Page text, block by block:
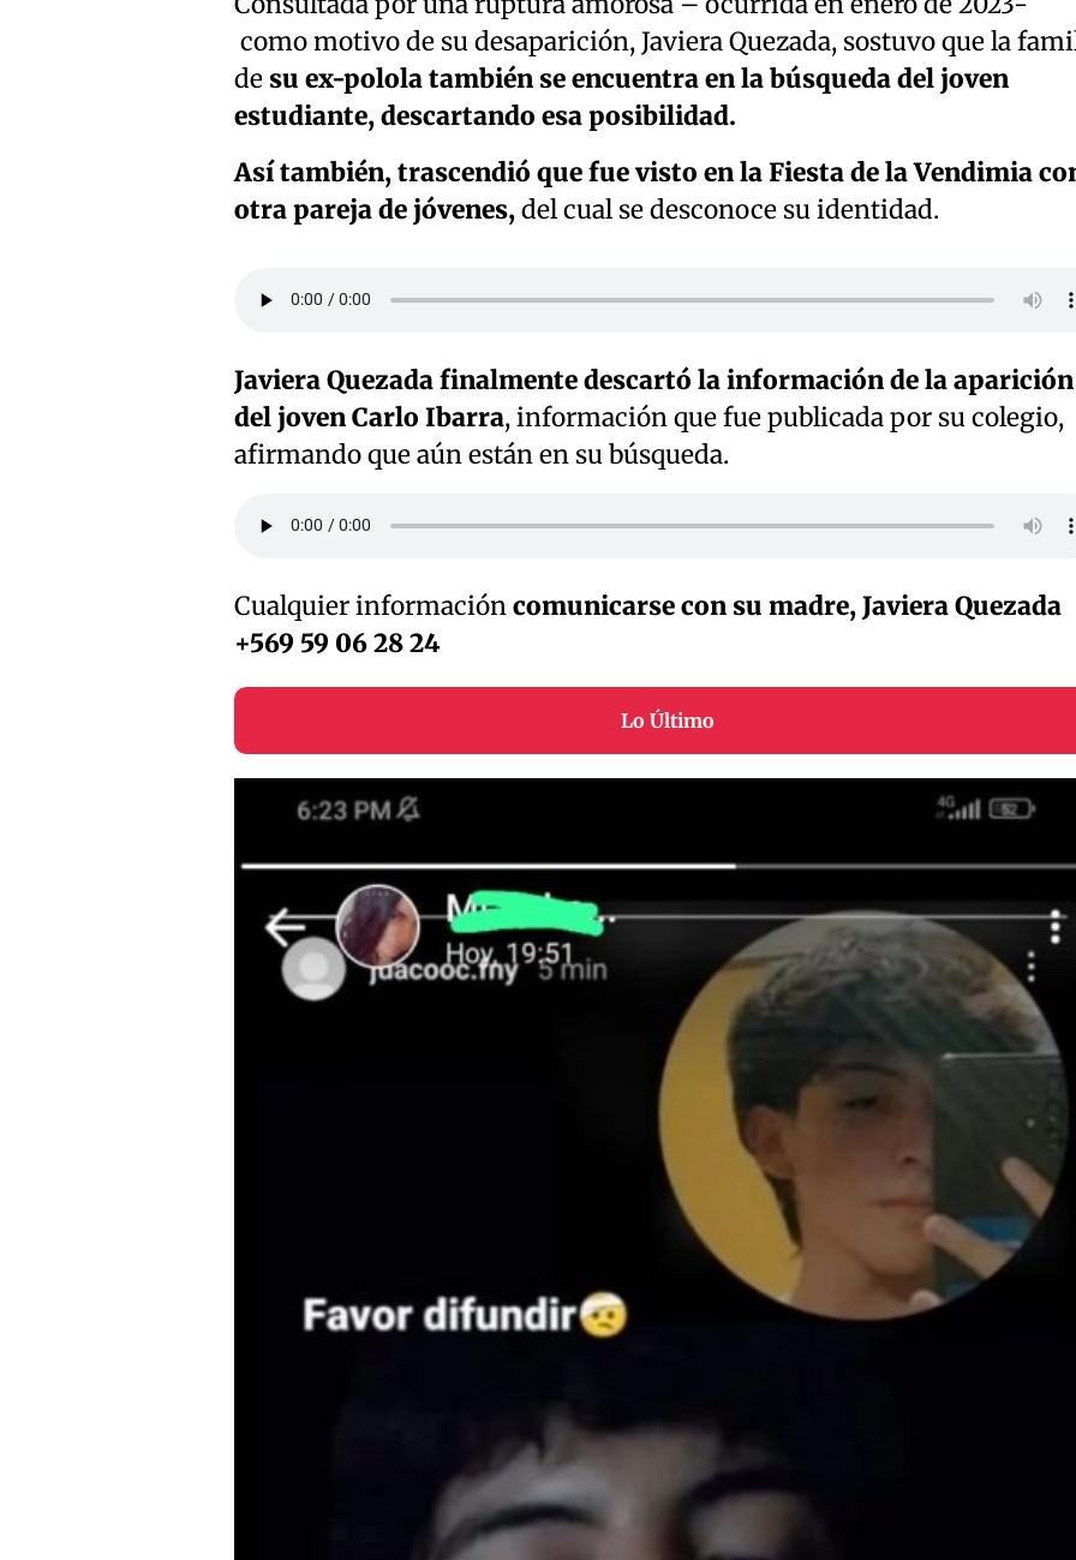
como motivo de su desaparición, Javiera Quezada, sostuvo que la
desu ex-polola también se encuentra en la búsqueda del joven
estudiante, descartando esa posibilidad.
Así también, trascendió que fue visto en la Fiesta de la Vendimia
otra pareja de jóvenes,del cual se desconoce su identidad.
Javiera Quezada finalmente descartó la información de la aparición
del joven Carlo Ibarra, información que fue publicada por su colegio,
afirmando que aún están en su búsqueda.
Cualquier informacióncomunicarse con su madre, Javiera Quezada
+569 59 06 28 24
Lo Último